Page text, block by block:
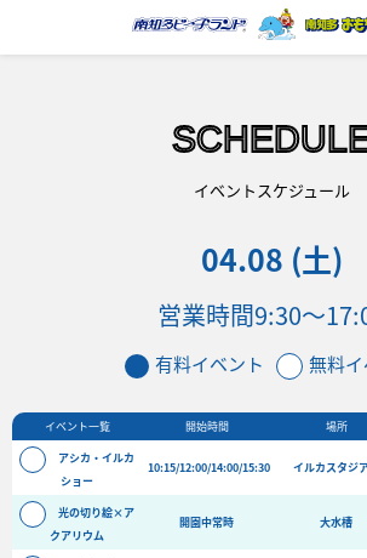
イベント
フード&ショッ
海の生きもの
おもちゃ王国
イベントスケジュール
04.08 (土)
営業時間9:30～
有料イベント 無料
イベント一覧 開始時間 場所
アシカ・イルカ
ショー
10:15/12:00/14:00/15:30 イルカスタジ
光の切り絵×ア
クアリウム
開園中常時 大水槽